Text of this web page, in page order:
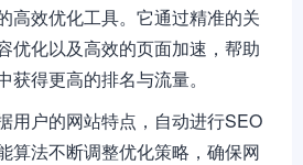
高效优化工具。它通过精准的关
优化以及高效的页面加速，帮助
得更高的排名与流量。
用户的网站特点，自动进行SEO
算法不断调整优化策略，确保网